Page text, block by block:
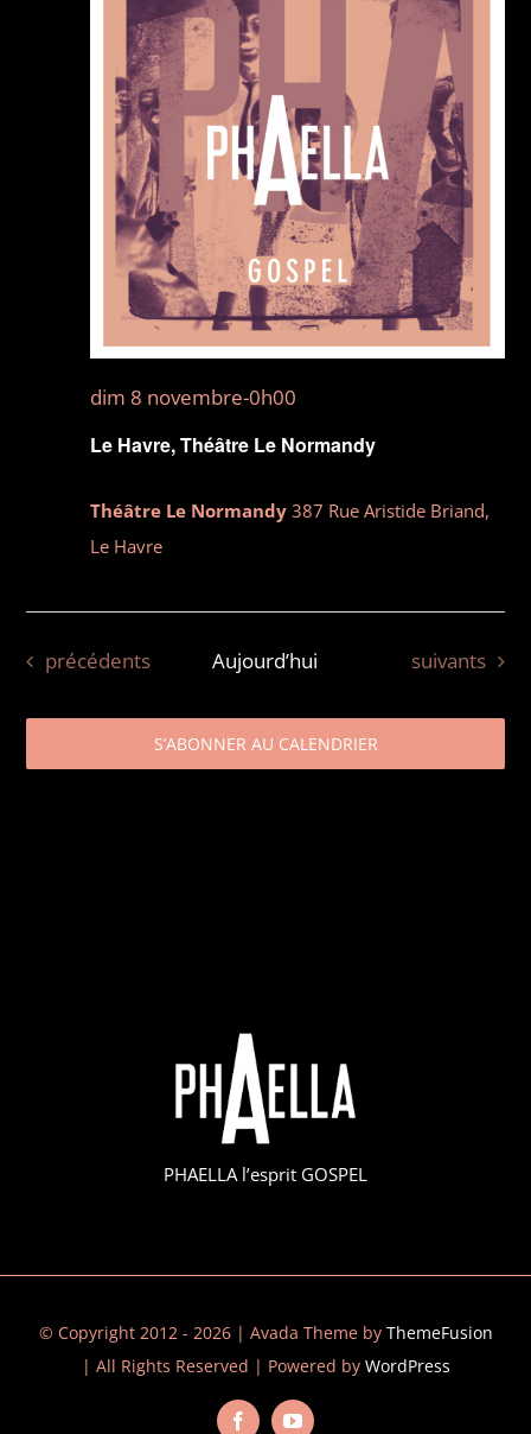
Le Havre, Théâtre Le Normandy
dim 8 novembre-0h00
Théâtre Le Normandy387 Rue Aristide Briand,
Le Havre
Évènements
précédents Aujourd’hui Évènements
suivants
S’ABONNER AU CALENDRIER
PHAELLA l’esprit GOSPEL
© Copyright 2012 - 2026 | Avada Theme by ThemeFusion
| All Rights Reserved | Powered by WordPress